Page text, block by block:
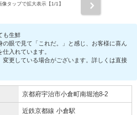
像タップで拡大表示【1/1】
も生鮮
眼で見て「これだ。」と感じ、お客様に喜ん
入れています。
変更している場合がございます。詳しくは直接
京都府宇治市小倉町南堀池8-2
近鉄京都線 小倉駅